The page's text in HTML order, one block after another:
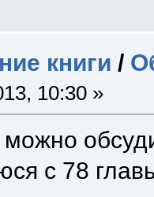
книги /
10:30 »
с 78